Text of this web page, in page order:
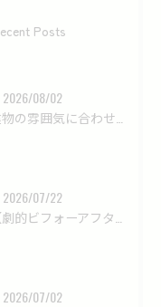
Posts
2026/08/02
2026/07/22
2026/07/02